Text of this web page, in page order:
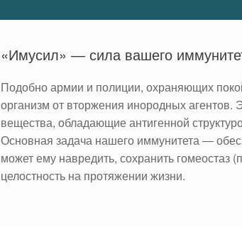
«Имусил» ― сила вашего
Подобно армии и полиции, охраняющих
организм от вторжения инородных
вещества, обладающие антигенной
Основная задача нашего иммунитета ―
может ему навредить, сохранить гомеостаз
целостность на протяжении жизни.